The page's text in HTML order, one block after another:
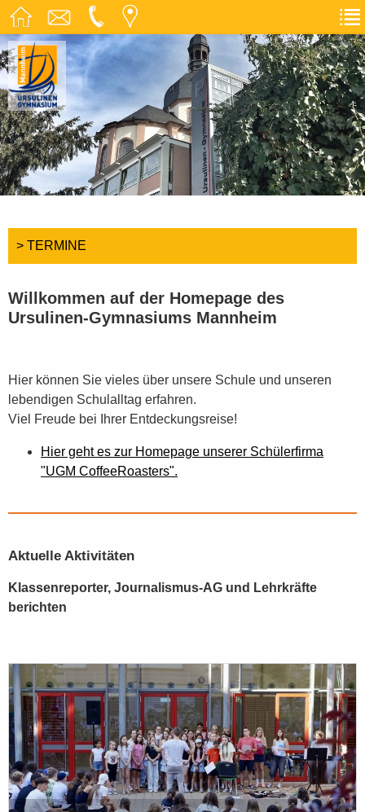
> TERMINE
Willkommen auf der Homepage des
Ursulinen-Gymnasiums Mannheim
Hier können Sie vieles über unsere Schule und unseren
lebendigen Schulalltag erfahren.
Viel Freude bei Ihrer Entdeckungsreise!
Hier geht es zur Homepage unserer Schülerfirma
"UGM CoffeeRoasters".
Aktuelle Aktivitäten
Klassenreporter, Journalismus-AG und Lehrkräfte
berichten